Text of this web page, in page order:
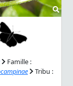
Famille :
Tribu :